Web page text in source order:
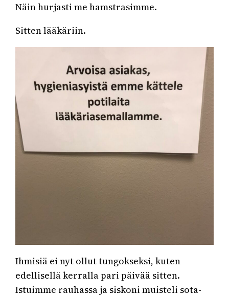
Näin hurjasti me hamstrasimme.
Sitten lääkäriin.
Ihmisiä ei nyt ollut tungokseksi, kuten
edellisellä kerralla pari päivää sitten.
Istuimme rauhassa ja siskoni muisteli sota-